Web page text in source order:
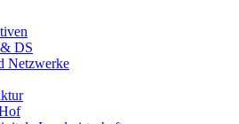
DS
Netzwerke